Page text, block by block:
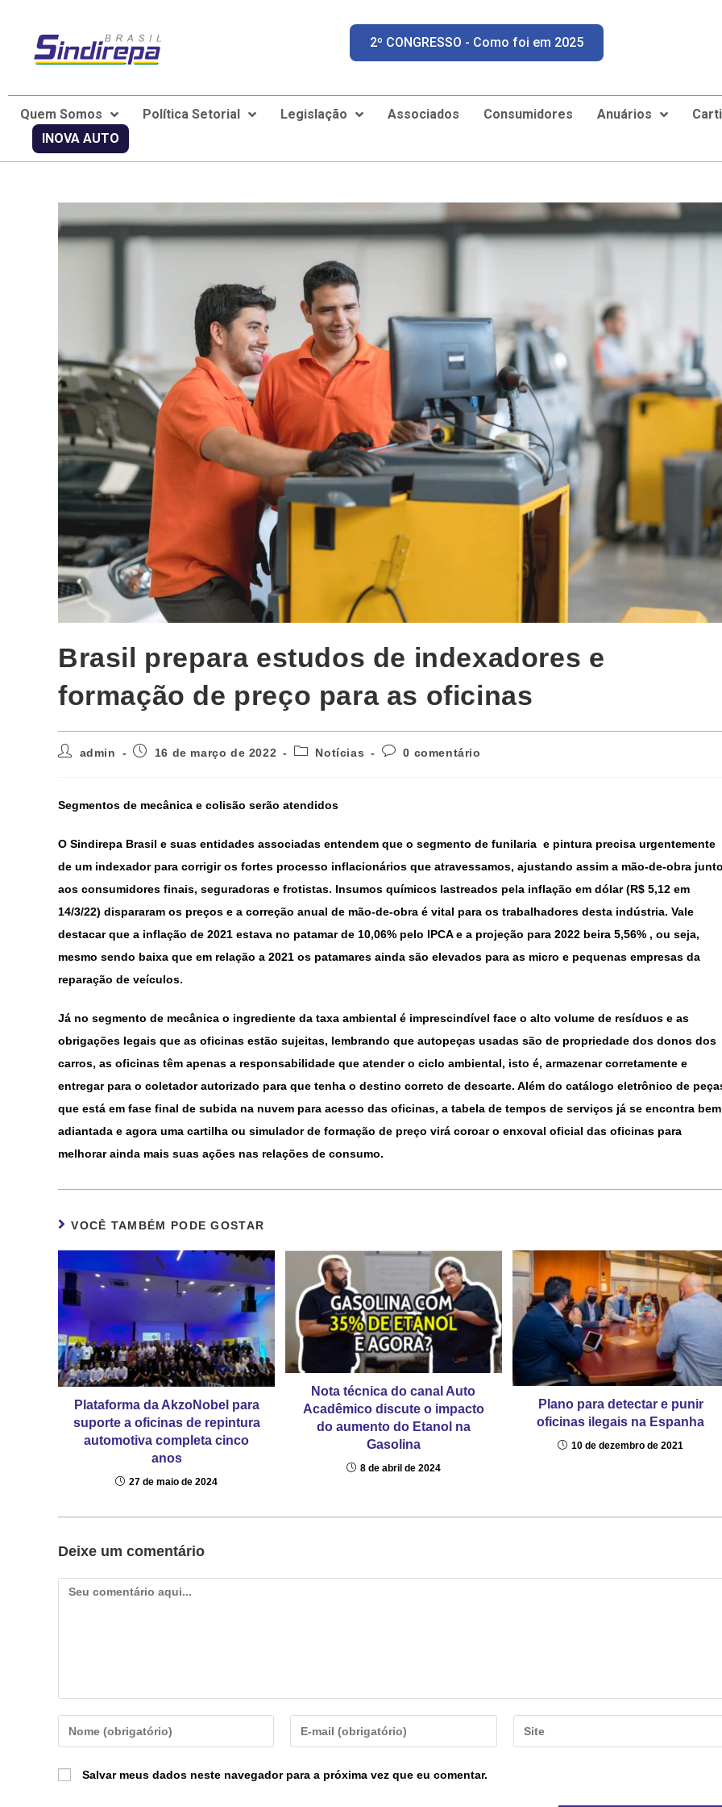
2º CONGRESSO - Como foi em 2025
Quem Somos Política Setorial Legislação Associados Consumidores Anuários
INOVA AUTO
Brasil prepara estudos de indexadores e
formação de preço para as oficinas
admin 16 de março de 2022 Notícias 0 comentário
Segmentos de mecânica e colisão serão atendidos
O Sindirepa Brasil e suas entidades associadas entendem que o segmento de funilaria e pintura precisa urgentemente
de um indexador para corrigir os fortes processo inflacionários que atravessamos, ajustando assim a mão-de-obra
aos consumidores finais, seguradoras e frotistas. Insumos químicos lastreados pela inflação em dólar (R$ 5,12 em
14/3/22) dispararam os preços e a correção anual de mão-de-obra é vital para os trabalhadores desta indústria. Vale
destacar que a inflação de 2021 estava no patamar de 10,06% pelo IPCA e a projeção para 2022 beira 5,56% , ou seja,
mesmo sendo baixa que em relação a 2021 os patamares ainda são elevados para as micro e pequenas empresas da
reparação de veículos.
Já no segmento de mecânica o ingrediente da taxa ambiental é imprescindível face o alto volume de resíduos e as
obrigações legais que as oficinas estão sujeitas, lembrando que autopeças usadas são de propriedade dos donos dos
carros, as oficinas têm apenas a responsabilidade que atender o ciclo ambiental, isto é, armazenar corretamente e
entregar para o coletador autorizado para que tenha o destino correto de descarte. Além do catálogo eletrônico de
que está em fase final de subida na nuvem para acesso das oficinas, a tabela de tempos de serviços já se encontra bem
adiantada e agora uma cartilha ou simulador de formação de preço virá coroar o enxoval oficial das oficinas para
melhorar ainda mais suas ações nas relações de consumo.
VOCÊ TAMBÉM PODE GOSTAR
Plataforma da AkzoNobel para
suporte a oficinas de repintura
automotiva completa cinco
anos
27 de maio de 2024
Nota técnica do canal Auto
Acadêmico discute o impacto
do aumento do Etanol na
Gasolina
8 de abril de 2024
Plano para detectar e punir
oficinas ilegais na Espanha
10 de dezembro de 2021
Deixe um comentário
Salvar meus dados neste navegador para a próxima vez que eu comentar.